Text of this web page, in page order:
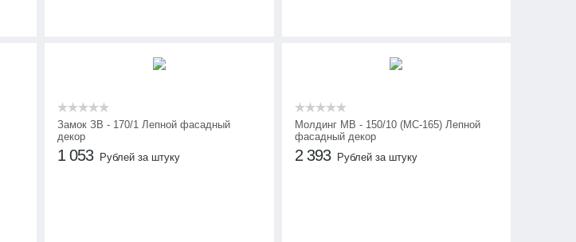
Замок ЗВ - 170/1 Лепной фасадный
декор
1 053 Рублей за штуку
Молдинг МВ - 150/10 (МС-165) Лепной
фасадный декор
2 393 Рублей за штуку